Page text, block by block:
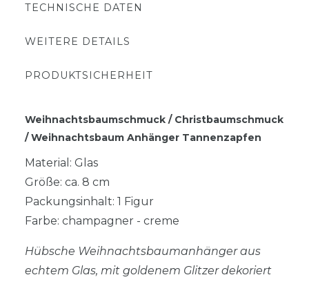
TECHNISCHE DATEN
WEITERE DETAILS
PRODUKTSICHERHEIT
Weihnachtsbaumschmuck / Christbaumschmuck
/ Weihnachtsbaum Anhänger Tannenzapfen
Material: Glas
Größe: ca. 8 cm
Packungsinhalt: 1 Figur
Farbe: champagner - creme
Hübsche Weihnachtsbaumanhänger aus
echtem Glas, mit goldenem Glitzer dekoriert